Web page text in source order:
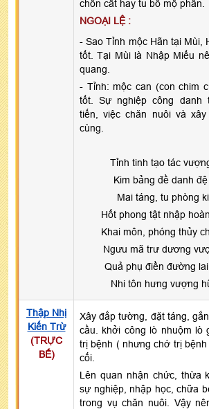
chôn cất hay tu bổ mộ phần.
NGOẠI LỆ :
- Sao Tỉnh mộc Hãn tại Mùi,
tốt. Tại Mùi là Nhập Miếu
quang.
- Tỉnh: mộc can (con chim
tốt. Sự nghiệp công danh
tiến, việc chăn nuôi và
cùng.
Tỉnh tinh tạo tác
Kim bảng đề danh đệ
Mai táng, tu phòng
Hốt phong tật nhập
Khai môn, phóng thủy
Ngưu mã trư dương
Quả phụ điền đường lai
Nhi tôn hưng vượng
Thập Nhị
Kiến Trừ
(TRỰC
BẾ)
Xây đắp tường, đặt táng,
cầu. khởi công lò nhuộm lò
trị bệnh ( nhưng chớ trị
cối.
Lên quan nhận chức, thừa
sự nghiệp, nhập học, chữa
trong vụ chăn nuôi. Vậy